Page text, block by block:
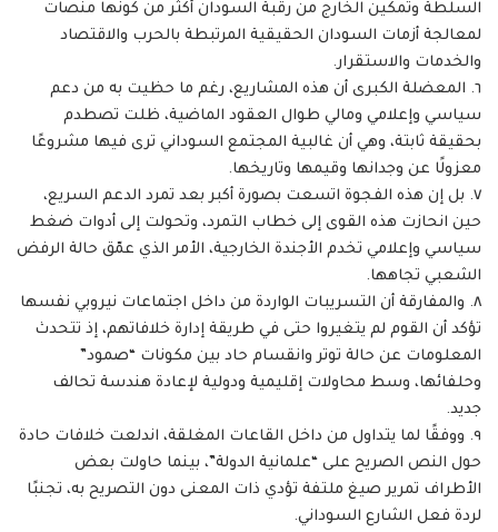
السلطة وتمكين الخارج من رقبة السودان أكثر من كونها منصات
لمعالجة أزمات السودان الحقيقية المرتبطة بالحرب والاقتصاد
والخدمات والاستقرار.
٦. المعضلة الكبرى أن هذه المشاريع، رغم ما حظيت به من دعم
سياسي وإعلامي ومالي طوال العقود الماضية، ظلت تصطدم
بحقيقة ثابتة، وهي أن غالبية المجتمع السوداني ترى فيها مشروعًا
معزولًا عن وجدانها وقيمها وتاريخها.
٧. بل إن هذه الفجوة اتسعت بصورة أكبر بعد تمرد الدعم السريع،
حين انحازت هذه القوى إلى خطاب التمرد، وتحولت إلى أدوات ضغط
سياسي وإعلامي تخدم الأجندة الخارجية، الأمر الذي عمّق حالة الرفض
الشعبي تجاهها.
٨. والمفارقة أن التسريبات الواردة من داخل اجتماعات نيروبي نفسها
تؤكد أن القوم لم يتغيروا حتى في طريقة إدارة خلافاتهم، إذ تتحدث
المعلومات عن حالة توتر وانقسام حاد بين مكونات “صمود”
وحلفائها، وسط محاولات إقليمية ودولية لإعادة هندسة تحالف
جديد.
٩. ووفقًا لما يتداول من داخل القاعات المغلقة، اندلعت خلافات حادة
حول النص الصريح على “علمانية الدولة”، بينما حاولت بعض
الأطراف تمرير صيغ ملتفة تؤدي ذات المعنى دون التصريح به، تجنبًا
لردة فعل الشارع السوداني.